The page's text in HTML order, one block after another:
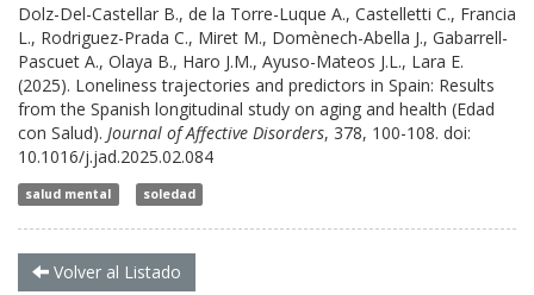
Dolz-Del-Castellar B., de la Torre-Luque A., Castelletti C., Francia
L., Rodriguez-Prada C., Miret M., Domènech-Abella J., Gabarrell-
Pascuet A., Olaya B., Haro J.M., Ayuso-Mateos J.L., Lara E.
(2025). Loneliness trajectories and predictors in Spain: Results
from the Spanish longitudinal study on aging and health (Edad
con Salud). Journal of Affective Disorders, 378, 100-108. doi:
10.1016/j.jad.2025.02.084
salud mental soledad
Volver al Listado